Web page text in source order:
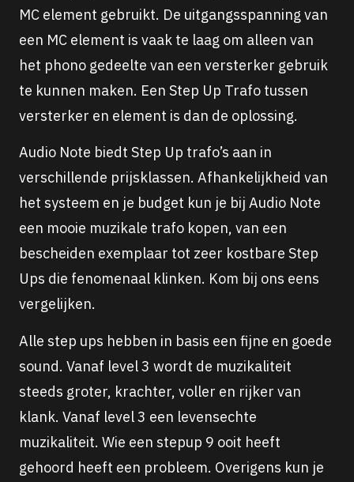
MC element gebruikt. De uitgangsspanning van
een MC element is vaak te laag om alleen van
het phono gedeelte van een versterker gebruik
te kunnen maken. Een Step Up Trafo tussen
versterker en element is dan de oplossing.
Audio Note biedt Step Up trafo’s aan in
verschillende prijsklassen. Afhankelijkheid van
het systeem en je budget kun je bij Audio Note
een mooie muzikale trafo kopen, van een
bescheiden exemplaar tot zeer kostbare Step
Ups die fenomenaal klinken. Kom bij ons eens
vergelijken.
Alle step ups hebben in basis een fijne en goede
sound. Vanaf level 3 wordt de muzikaliteit
steeds groter, krachter, voller en rijker van
klank. Vanaf level 3 een levensechte
muzikaliteit. Wie een stepup 9 ooit heeft
gehoord heeft een probleem. Overigens kun je